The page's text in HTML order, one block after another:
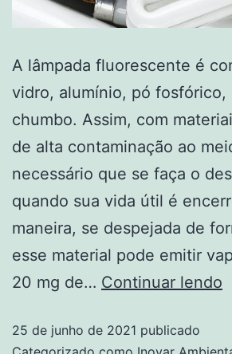
A lâmpada fluorescente é
vidro, alumínio, pó fosfórico,
chumbo. Assim, com
de alta contaminação ao
necessário que se faça o
quando sua vida útil é
maneira, se despejada de
esse material pode emitir
20 mg de… Continuar lendo
25 de junho de 2021 publicado